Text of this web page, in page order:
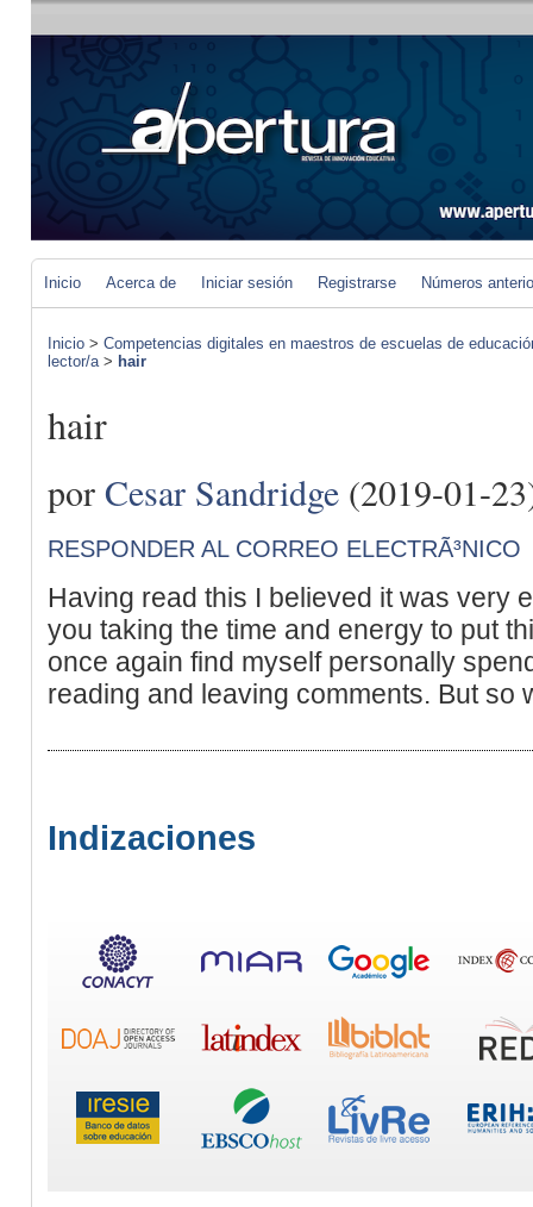
Inicio Acerca de Iniciar sesión Registrarse Números
Inicio > Competencias digitales en maestros de escuelas de
lector/a> hair
hair
por Cesar Sandridge (2019-01-
RESPONDER AL CORREO ELECTRÃ³NICO
Having read this I believed it was very
you taking the time and energy to put
once again find myself personally
reading and leaving comments. But so
Indizaciones